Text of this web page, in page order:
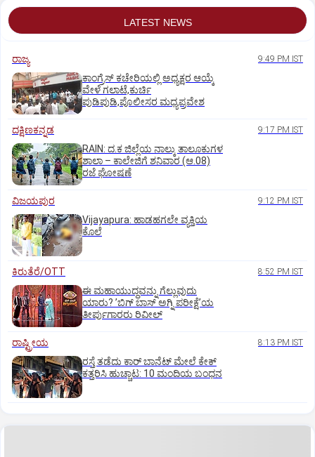
LATEST NEWS
ರಾಜ್ಯ 9:49 PM IST
ಕಾಂಗ್ರೆಸ್ ಕಚೇರಿಯಲ್ಲಿ ಅಧ್ಯಕ್ಷರ ಆಯ್ಕೆ
ವೇಳೆ ಗಲಾಟೆ,ಕುರ್ಚಿ
ಪುಡಿಪುಡಿ,ಪೊಲೀಸರ ಮಧ್ಯಪ್ರವೇಶ
ದಕ್ಷಿಣಕನ್ನಡ 9:17 PM IST
RAIN: ದ.ಕ ಜಿಲ್ಲೆಯ ನಾಲ್ಕು ತಾಲೂಕುಗಳ
ಶಾಲಾ – ಕಾಲೇಜಿಗೆ ಶನಿವಾರ (ಆ.08)
ರಜೆ ಘೋಷಣೆ
ವಿಜಯಪುರ 9:12 PM IST
Vijayapura: ಹಾಡಹಗಲೇ ವ್ಯಕ್ತಿಯ
ಕೊಲೆ
ಕಿರುತೆರೆ/OTT 8:52 PM IST
ಈ ಮಹಾಯುದ್ಧವನ್ನು ಗೆಲ್ಲುವುದು
ಯಾರು? ʼಬಿಗ್‌ ಬಾಸ್‌ ಅಗ್ನಿ ಪರೀಕ್ಷೆʼಯ
ತೀರ್ಪುಗಾರರು ರಿವೀಲ್
ರಾಷ್ಟ್ರೀಯ 8:13 PM IST
ರಸ್ತೆ ತಡೆದು ಕಾರ್ ಬಾನೆಟ್ ಮೇಲೆ ಕೇಕ್
ಕತ್ತರಿಸಿ ಹುಚ್ಚಾಟ: 10 ಮಂದಿಯ ಬಂಧನ